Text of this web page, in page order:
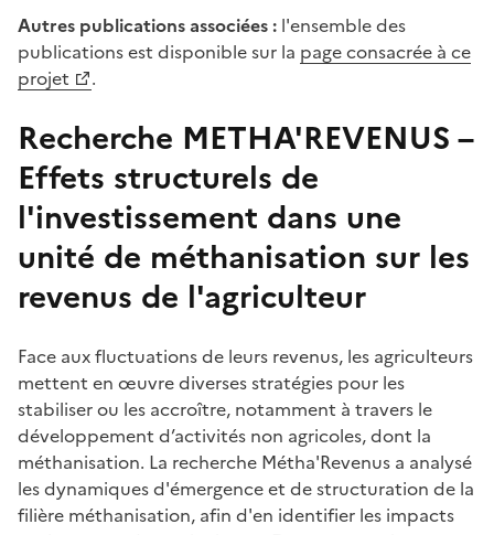
Autres publications associées : l'ensemble des
publications est disponible sur la page consacrée à ce
projet
.
Recherche METHA'REVENUS –
Effets structurels de
l'investissement dans une
unité de méthanisation sur les
revenus de l'agriculteur
Face aux fluctuations de leurs revenus, les agriculteurs
mettent en œuvre diverses stratégies pour les
stabiliser ou les accroître, notamment à travers le
développement d’activités non agricoles, dont la
méthanisation. La recherche Métha'Revenus a analysé
les dynamiques d'émergence et de structuration de la
filière méthanisation, afin d'en identifier les impacts